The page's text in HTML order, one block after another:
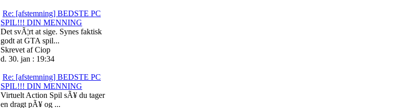
Re: [afstemning] BEDSTE PC
SPIL!!! DIN MENNING
Det svÃ¦rt at sige. Synes faktisk
godt at GTA spil...
Skrevet af Ciop
d. 30. jan : 19:34
Re: [afstemning] BEDSTE PC
SPIL!!! DIN MENNING
Virtuelt Action Spil sÃ¥ du tager
en dragt pÃ¥ og ...